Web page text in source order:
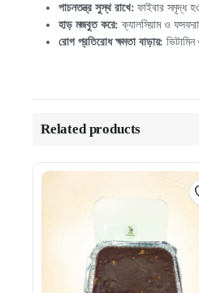
পাচনতন্ত্র সুস্থ রাখে: ফাইবার সমৃদ্ধ
হাড় মজবুত করে: ক্যালসিয়াম ও
রোগ প্রতিরোধ ক্ষমতা বাড়ায়:
Related products